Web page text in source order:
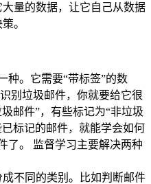
量的数据，让它自己从数据
。
种。它需要“带标签”的数
别垃圾邮件，你就要给它很
邮件”，有些标记为“非垃圾
标记的邮件，就能学会如何
了。 监督学习主要解决两种
成不同的类别。比如判断邮件